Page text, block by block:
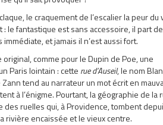
le craquement de l’escalier la peur du
: le fantastique est sans accessoire, il part
immédiate, et jamais il n’est aussi fort.
original, comme pour le Dupin de Poe, une
Paris lointain : cette rue d’Auseil, le nom
Zann tend au narrateur un mot écrit en
à l’énigme. Pourtant, la géographie de la
des ruelles qui, à Providence, tombent
rivière encaissée et le vieux centre.